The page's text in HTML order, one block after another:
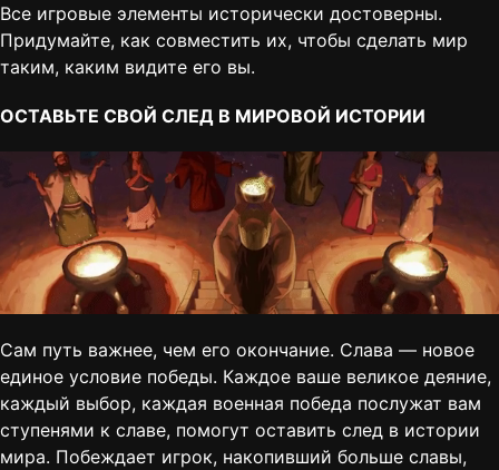
Все игровые элементы исторически достоверны.
Придумайте, как совместить их, чтобы сделать мир
таким, каким видите его вы.
ОСТАВЬТЕ СВОЙ СЛЕД В МИРОВОЙ ИСТОРИИ
Сам путь важнее, чем его окончание. Слава — новое
единое условие победы. Каждое ваше великое деяние,
каждый выбор, каждая военная победа послужат вам
ступенями к славе, помогут оставить след в истории
мира. Побеждает игрок, накопивший больше славы,